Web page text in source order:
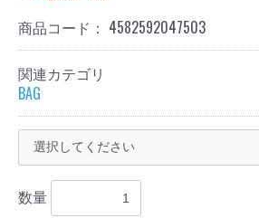
商品コード： 4582592047503
関連カテゴリ
BAG
数量